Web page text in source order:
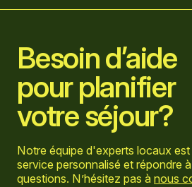
Besoin d’aide
pour planifier
votre séjour?
Notre équipe d'experts locaux
service personnalisé et répondre
questions. N’hésitez pas à nous